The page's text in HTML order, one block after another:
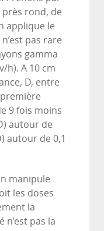
rond, de
applique le
pas rare
gamma
h). A 10 cm
D, entre
9 fois moins
autour de
autour de 0,1
manipule
les doses
la
n’est pas la